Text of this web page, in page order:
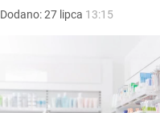
Dodano:27 lipca 13:15